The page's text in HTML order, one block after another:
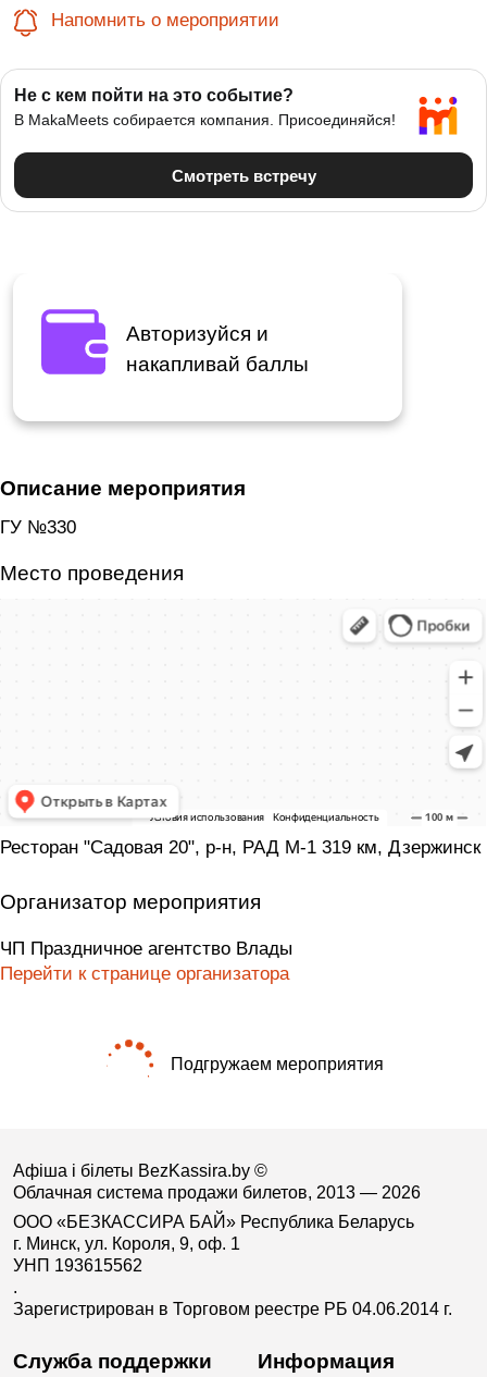
Напомнить о мероприятии
Авторизуйся и
накапливай баллы
Описание мероприятия
ГУ №330
Место проведения
Ресторан "Садовая 20", р-н, РАД М-1 319 км, Дзержинск
Организатор мероприятия
ЧП Праздничное агентство Влады
Перейти к странице организатора
Подгружаем мероприятия
Афіша і білеты BezKassira.by ©
Облачная система продажи билетов, 2013 — 2026
ООО «БЕЗКАССИРА БАЙ» Республика Беларусь
г. Минск, ул. Короля, 9, оф. 1
УНП 193615562
.
Зарегистрирован в Торговом реестре РБ 04.06.2014 г.
Служба поддержки Информация